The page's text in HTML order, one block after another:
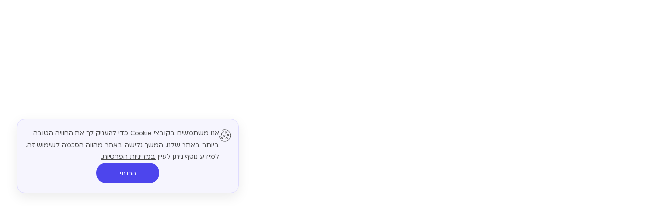
אנו משתמשים בקובצי Cookie כדי להעניק לך את החוויה הטובה
ביותר באתר שלנו. המשך גלישה באתר מהווה הסכמה לשימוש זה.
למידע נוסף ניתן לעיין במדיניות הפרטיות.
הבנתי